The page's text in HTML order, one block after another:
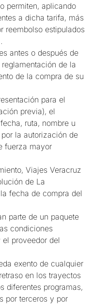
permiten, aplicando
a dicha tarifa, más
reembolso estipulados
antes o después de
de la
de la compra de su
para el
previa), el
ruta, nombre u
la autorización de
fuerza mayor
Viajes Veracruz
de La
fecha de compra del
parte de un paquete
condiciones
proveedor del
exento de cualquier
en los trayectos
diferentes programas,
por terceros y por